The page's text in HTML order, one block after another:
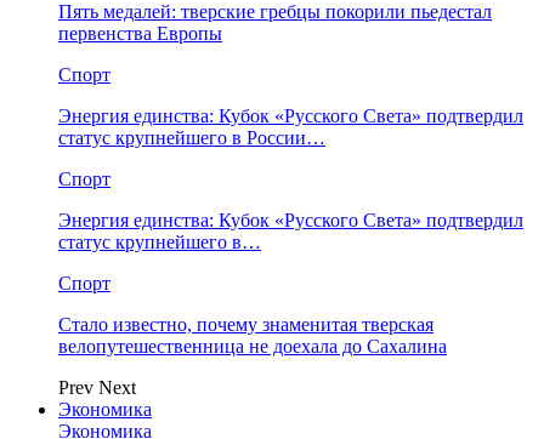
Пять медалей: тверские гребцы покорили пьедестал
первенства Европы
Спорт
Энергия единства: Кубок «Русского Света» подтвердил
статус крупнейшего в России…
Спорт
Энергия единства: Кубок «Русского Света» подтвердил
статус крупнейшего в…
Спорт
Стало известно, почему знаменитая тверская
велопутешественница не доехала до Сахалина
Prev Next
Экономика
Экономика